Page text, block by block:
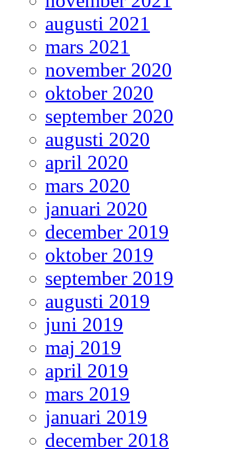
augusti 2021
mars 2021
november 2020
oktober 2020
september 2020
augusti 2020
april 2020
mars 2020
januari 2020
december 2019
oktober 2019
september 2019
augusti 2019
juni 2019
maj 2019
april 2019
mars 2019
januari 2019
december 2018